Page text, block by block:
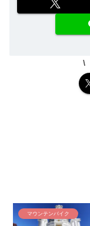
マウンテンバイク